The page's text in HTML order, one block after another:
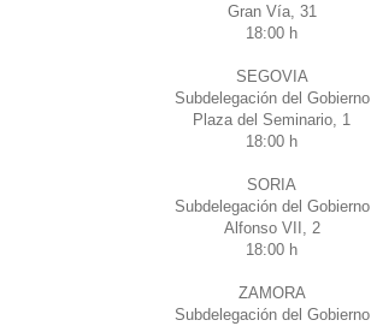
Gran Vía, 31
18:00 h
SEGOVIA
Subdelegación del Gobierno
Plaza del Seminario, 1
18:00 h
SORIA
Subdelegación del Gobierno
Alfonso VII, 2
18:00 h
ZAMORA
Subdelegación del Gobierno